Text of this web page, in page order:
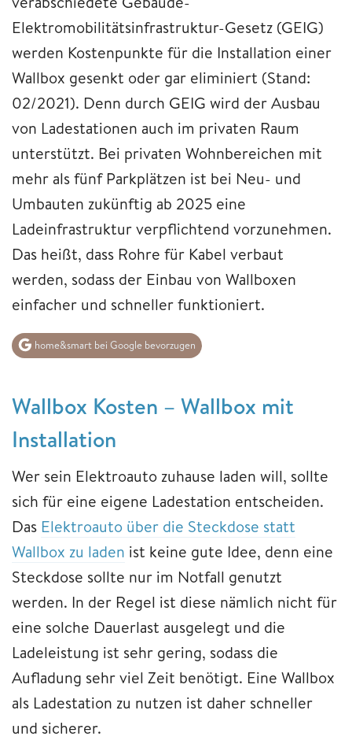
Elektromobilitätsinfrastruktur-Gesetz (GEIG)
werden Kostenpunkte für die Installation einer
Wallbox gesenkt oder gar eliminiert (Stand:
02/2021). Denn durch GEIG wird der Ausbau
von Ladestationen auch im privaten Raum
unterstützt. Bei privaten Wohnbereichen mit
mehr als fünf Parkplätzen ist bei Neu- und
Umbauten zukünftig ab 2025 eine
Ladeinfrastruktur verpflichtend vorzunehmen.
Das heißt, dass Rohre für Kabel verbaut
werden, sodass der Einbau von Wallboxen
einfacher und schneller funktioniert.
home&smart bei Google bevorzugen
Wallbox Kosten – Wallbox mit
Installation
Wer sein Elektroauto zuhause laden will, sollte
sich für eine eigene Ladestation entscheiden.
Das Elektroauto über die Steckdose statt
Wallbox zu laden ist keine gute Idee, denn eine
Steckdose sollte nur im Notfall genutzt
werden. In der Regel ist diese nämlich nicht für
eine solche Dauerlast ausgelegt und die
Ladeleistung ist sehr gering, sodass die
Aufladung sehr viel Zeit benötigt. Eine Wallbox
als Ladestation zu nutzen ist daher schneller
und sicherer.